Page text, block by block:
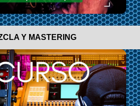
Y MASTERING